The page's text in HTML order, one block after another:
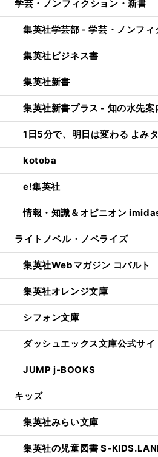
学芸・ノンフィクション・新書
集英社学芸部 - 学芸・ノンフィ
集英社ビジネス書
集英社新書
集英社新書プラス - 知の水先案
1日5分で、明日は変わる よみ
kotoba
e!集英社
情報・知識＆オピニオン
ライトノベル・ノベライズ
集英社Webマガジン コバルト
集英社オレンジ文庫
シフォン文庫
ダッシュエックス文庫公式サイ
JUMP j-BOOKS
キッズ
集英社みらい文庫
集英社の児童図書 S-